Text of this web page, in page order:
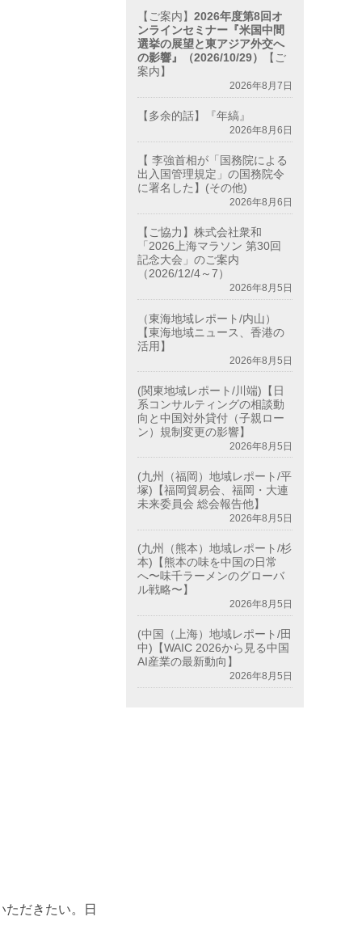
だきたい。日
【ご案内】2026年度第8回オ
ンラインセミナー『米国中間
選挙の展望と東アジア外交へ
の影響』（2026/10/29）
【ご
案内】
2026年8月7日
【多余的話】『年縞』
2026年8月6日
【 李強首相が「国務院による
出入国管理規定」の国務院令
に署名した】(その他)
2026年8月6日
【ご協力】株式会社衆和
「2026上海マラソン 第30回
記念大会」のご案内
（2026/12/4～7）
2026年8月5日
（東海地域レポート/内山）
【東海地域ニュース、香港の
活用】
2026年8月5日
(関東地域レポート/川端)【日
系コンサルティングの相談動
向と中国対外貸付（子親ロー
ン）規制変更の影響】
2026年8月5日
(九州（福岡）地域レポート/平
塚)【福岡貿易会、福岡・大連
未来委員会 総会報告他】
2026年8月5日
(九州（熊本）地域レポート/杉
本)【熊本の味を中国の日常
へ〜味千ラーメンのグローバ
ル戦略〜】
2026年8月5日
(中国（上海）地域レポート/田
中)【WAIC 2026から見る中国
AI産業の最新動向】
2026年8月5日